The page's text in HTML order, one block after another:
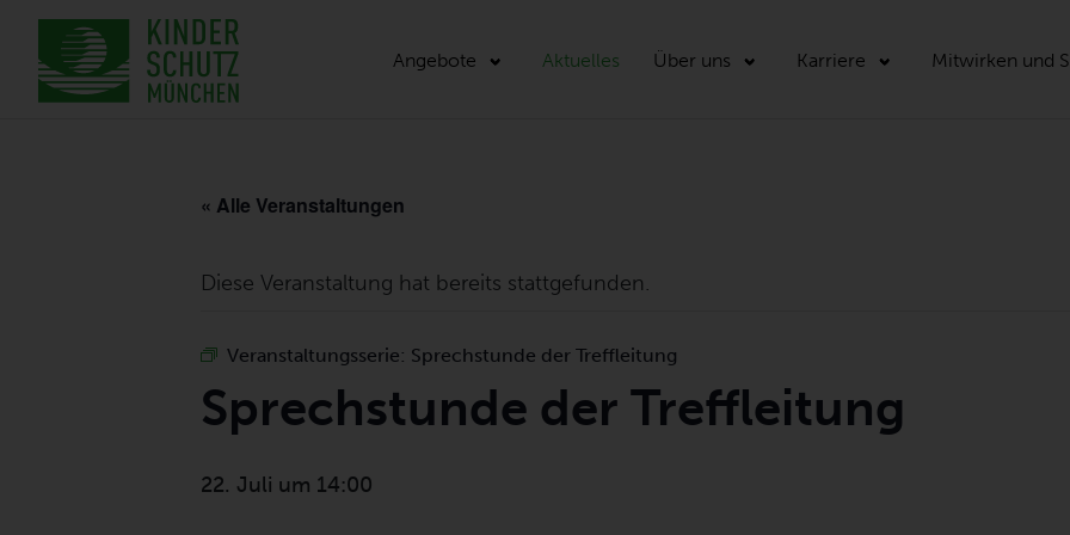
Angebote Aktuelles Über uns Karriere Mitwirken und
« Alle Veranstaltungen
Diese Veranstaltung hat bereits stattgefunden.
Veranstaltungsserie: Sprechstunde der Treffleitung
Sprechstunde der Treffleitung
22. Juli um 14:00